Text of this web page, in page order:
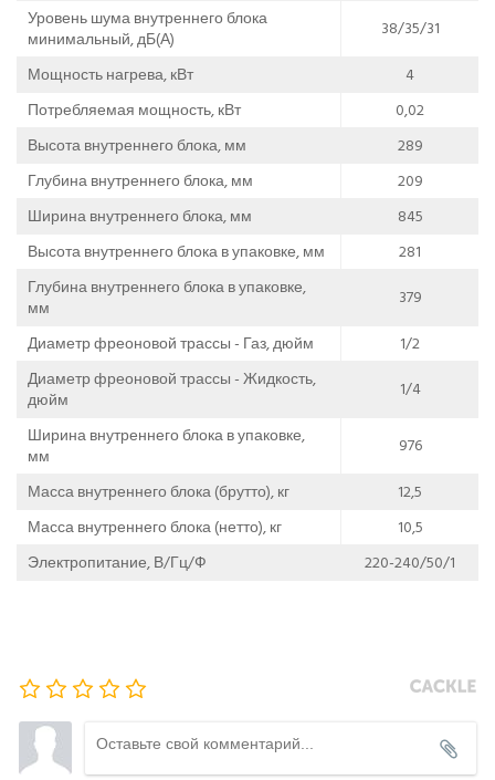
Уровень шума внутреннего блока
минимальный, дБ(А)
38/35/31
Мощность нагрева, кВт
4
Потребляемая мощность, кВт
0,02
Высота внутреннего блока, мм
289
Глубина внутреннего блока, мм
209
Ширина внутреннего блока, мм
845
Высота внутреннего блока в упаковке, мм
281
Глубина внутреннего блока в упаковке,
мм
379
Диаметр фреоновой трассы - Газ, дюйм
1/2
Диаметр фреоновой трассы - Жидкость,
дюйм
1/4
Ширина внутреннего блока в упаковке,
мм
976
Масса внутреннего блока (брутто), кг
12,5
Масса внутреннего блока (нетто), кг
10,5
Электропитание, В/Гц/Ф
220-240/50/1